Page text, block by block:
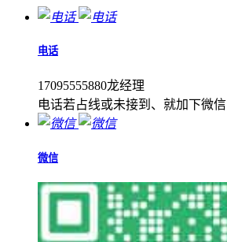
电话
17095555880龙经理
电话若占线或未接到、就加下微信
微信